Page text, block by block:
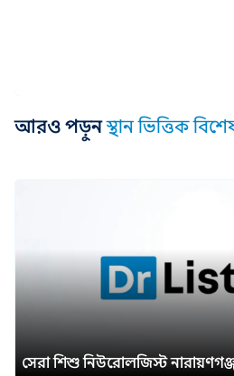
আরও পড়ুন স্থান ভিত্তিক
সেরা শিশু নিউরোলজিস্ট